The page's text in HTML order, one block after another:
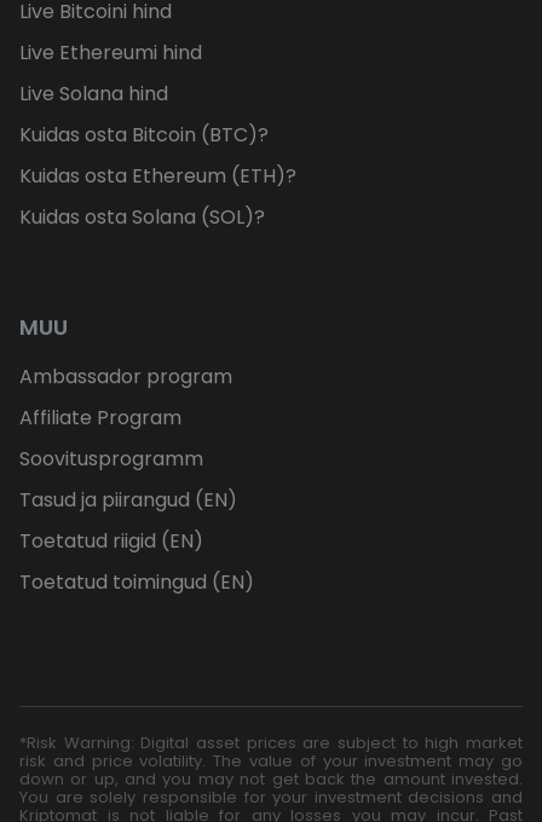
Live Bitcoini hind
Live Ethereumi hind
Live Solana hind
Kuidas osta Bitcoin (BTC)?
Kuidas osta Ethereum (ETH)?
Kuidas osta Solana (SOL)?
MUU
Ambassador program
Affiliate Program
Soovitusprogramm
Tasud ja piirangud (EN)
Toetatud riigid (EN)
Toetatud toimingud (EN)
*Risk Warning: Digital asset prices are subject to high market
risk and price volatility. The value of your investment may go
down or up, and you may not get back the amount invested.
You are solely responsible for your investment decisions and
Kriptomat is not liable for any losses you may incur. Past